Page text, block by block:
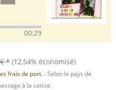
00:29
* (12,54% économisé)
frais de port.- Selon le pays de
à la caisse.